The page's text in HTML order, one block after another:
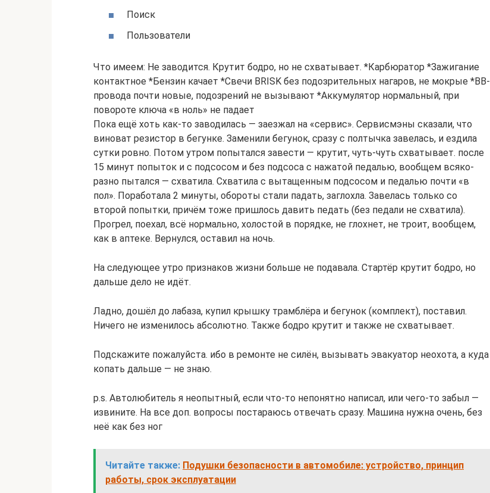
Поиск
Пользователи
Что имеем: Не заводится. Крутит бодро, но не схватывает. *Карбюратор *Зажигание
контактное *Бензин качает *Свечи BRISK без подозрительных нагаров, не мокрые *ВВ-
провода почти новые, подозрений не вызывают *Аккумулятор нормальный, при
повороте ключа «в ноль» не падает
Пока ещё хоть как-то заводилась — заезжал на «сервис». Сервисмэны сказали, что
виноват резистор в бегунке. Заменили бегунок, сразу с полтычка завелась, и ездила
сутки ровно. Потом утром попытался завести — крутит, чуть-чуть схватывает. после
15 минут попыток и с подсосом и без подсоса с нажатой педалью, вообщем всяко-
разно пытался — схватила. Схватила с вытащенным подсосом и педалью почти «в
пол». Поработала 2 минуты, обороты стали падать, заглохла. Завелась только со
второй попытки, причём тоже пришлось давить педать (без педали не схватила).
Прогрел, поехал, всё нормально, холостой в порядке, не глохнет, не троит, вообщем,
как в аптеке. Вернулся, оставил на ночь.
На следующее утро признаков жизни больше не подавала. Стартёр крутит бодро, но
дальше дело не идёт.
Ладно, дошёл до лабаза, купил крышку трамблёра и бегунок (комплект), поставил.
Ничего не изменилось абсолютно. Также бодро крутит и также не схватывает.
Подскажите пожалуйста. ибо в ремонте не силён, вызывать эвакуатор неохота, а куда
копать дальше — не знаю.
p.s. Автолюбитель я неопытный, если что-то непонятно написал, или чего-то забыл —
извините. На все доп. вопросы постараюсь отвечать сразу. Машина нужна очень, без
неё как без ног
Читайте также: Подушки безопасности в автомобиле: устройство, принцип
работы, срок эксплуатации